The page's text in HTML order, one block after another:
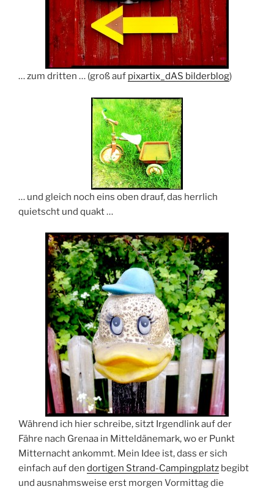
… zum dritten … (groß auf pixartix_dAS bilderblog)
… und gleich noch eins oben drauf, das herrlich
quietscht und quakt …
Während ich hier schreibe, sitzt Irgendlink auf der
Fähre nach Grenaa in Mitteldänemark, wo er Punkt
Mitternacht ankommt. Mein Idee ist, dass er sich
einfach auf den dortigen Strand-Campingplatz begibt
und ausnahmsweise erst morgen Vormittag die